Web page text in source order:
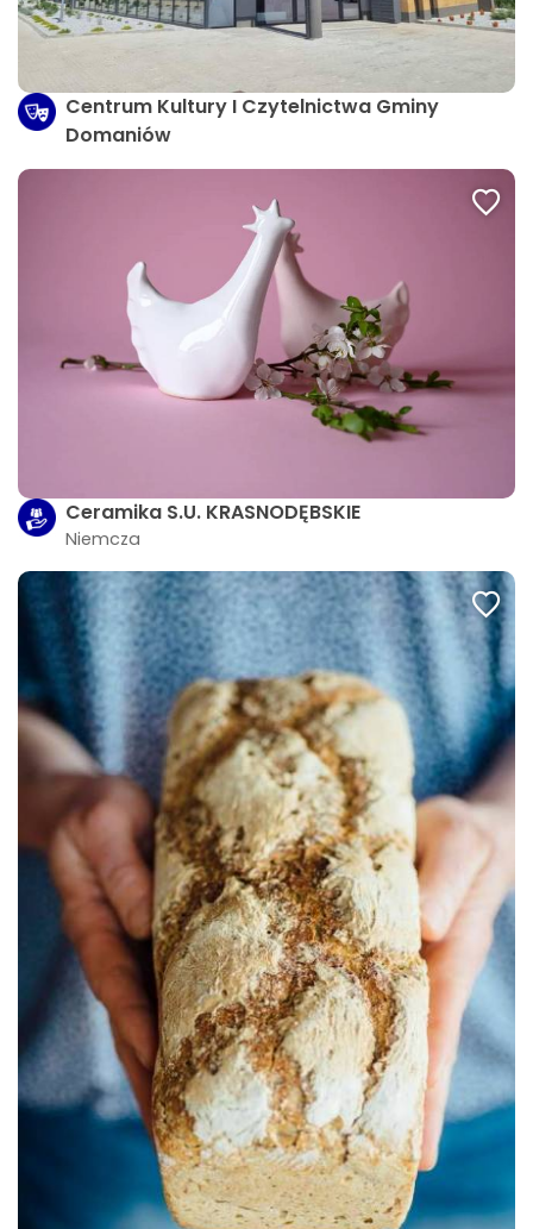
Centrum Kultury I Czytelnictwa Gminy
Domaniów
Ceramika S.U. KRASNODĘBSKIE
Niemcza